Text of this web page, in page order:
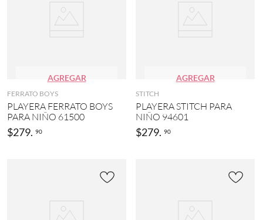
AGREGAR
FERRATO BOYS
PLAYERA FERRATO BOYS
PARA NIÑO 61500
$279. 90
AGREGAR
STITCH
PLAYERA STITCH PARA
NIÑO 94601
$279. 90